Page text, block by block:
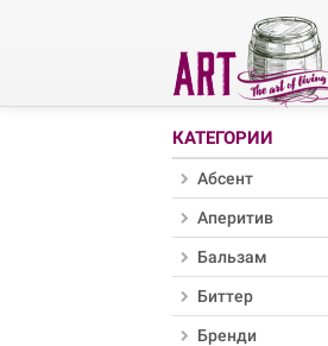
КАТЕГОРИИ
Абсент
Аперитив
Бальзам
Биттер
Бренди